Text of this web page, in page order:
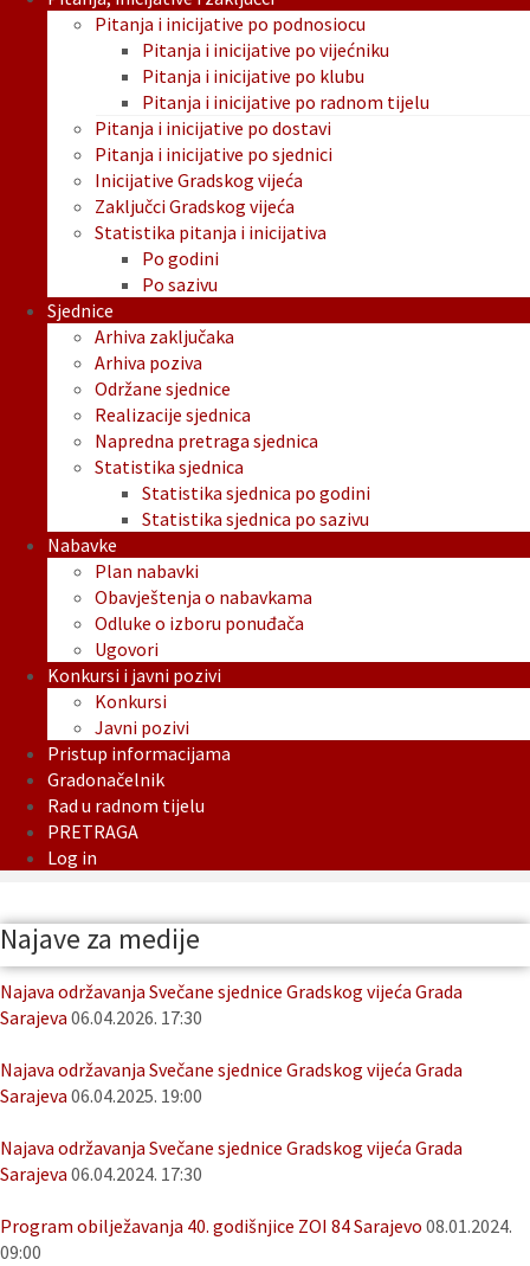
Pitanja i inicijative po podnosiocu
Pitanja i inicijative po vijećniku
Pitanja i inicijative po klubu
Pitanja i inicijative po radnom tijelu
Pitanja i inicijative po dostavi
Pitanja i inicijative po sjednici
Inicijative Gradskog vijeća
Zaključci Gradskog vijeća
Statistika pitanja i inicijativa
Po godini
Po sazivu
Sjednice
Arhiva zaključaka
Arhiva poziva
Održane sjednice
Realizacije sjednica
Napredna pretraga sjednica
Statistika sjednica
Statistika sjednica po godini
Statistika sjednica po sazivu
Nabavke
Plan nabavki
Obavještenja o nabavkama
Odluke o izboru ponuđača
Ugovori
Konkursi i javni pozivi
Konkursi
Javni pozivi
Pristup informacijama
Gradonačelnik
Rad u radnom tijelu
PRETRAGA
Log in
Najave za medije
Najava održavanja Svečane sjednice Gradskog vijeća Grada
Sarajeva 06.04.2026. 17:30
Najava održavanja Svečane sjednice Gradskog vijeća Grada
Sarajeva 06.04.2025. 19:00
Najava održavanja Svečane sjednice Gradskog vijeća Grada
Sarajeva 06.04.2024. 17:30
Program obilježavanja 40. godišnjice ZOI 84 Sarajevo 08.01.2024.
09:00